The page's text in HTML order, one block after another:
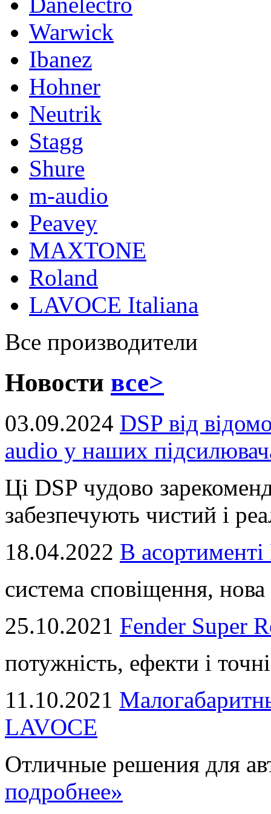
Warwick
Ibanez
Hohner
Neutrik
Stagg
Shure
m-audio
Peavey
MAXTONE
Roland
LAVOCE Italiana
Все производители
Новости все>
03.09.2024 DSP від
audio у наших
Ці DSP чудово
забезпечують чистий і
18.04.2022 В
система сповіщення,
25.10.2021 Fender Super
потужність, ефекти і
11.10.2021
LAVOCE
Отличные решения для
подробнее»